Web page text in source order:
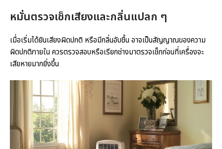
หมั่นตรวจเช็กเสียงและกลิ่นแปลก ๆ
เมื่อเริ่มได้ยินเสียงผิดปกติ หรือมีกลิ่นอับชื้น อาจเป็นสัญญาณของความ
ผิดปกติภายใน ควรตรวจสอบหรือเรียกช่างมาตรวจเช็กก่อนที่เครื่องจะ
เสียหายมากยิ่งขึ้น